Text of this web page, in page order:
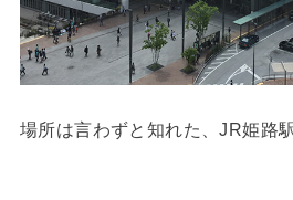
場所は言わずと知れた、JR姫路